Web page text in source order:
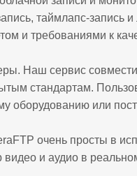
таймлапс-запись и
и требованиями к
Наш сервис
стандартам.
оборудованию или
очень просты в
и аудио в